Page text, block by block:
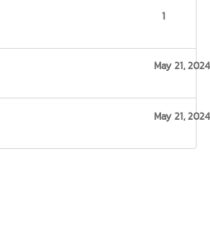
1
May 21, 2024
May 21, 2024